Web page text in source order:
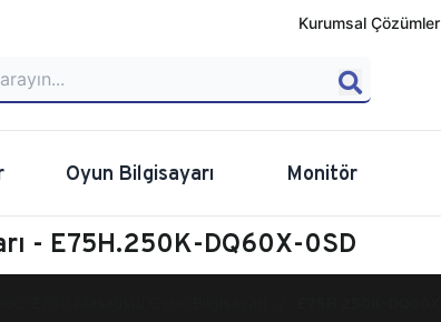
Kurumsal Çözümler
Oyun Bilgisayarı Monitör
- E75H.250K-DQ60X-0SD